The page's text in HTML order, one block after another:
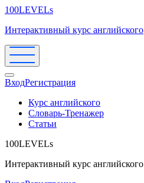
100LEVELs
Интерактивный курс английского
ВходРегистрация
Курс английского
Словарь-Тренажер
Статьи
100LEVELs
Интерактивный курс английского